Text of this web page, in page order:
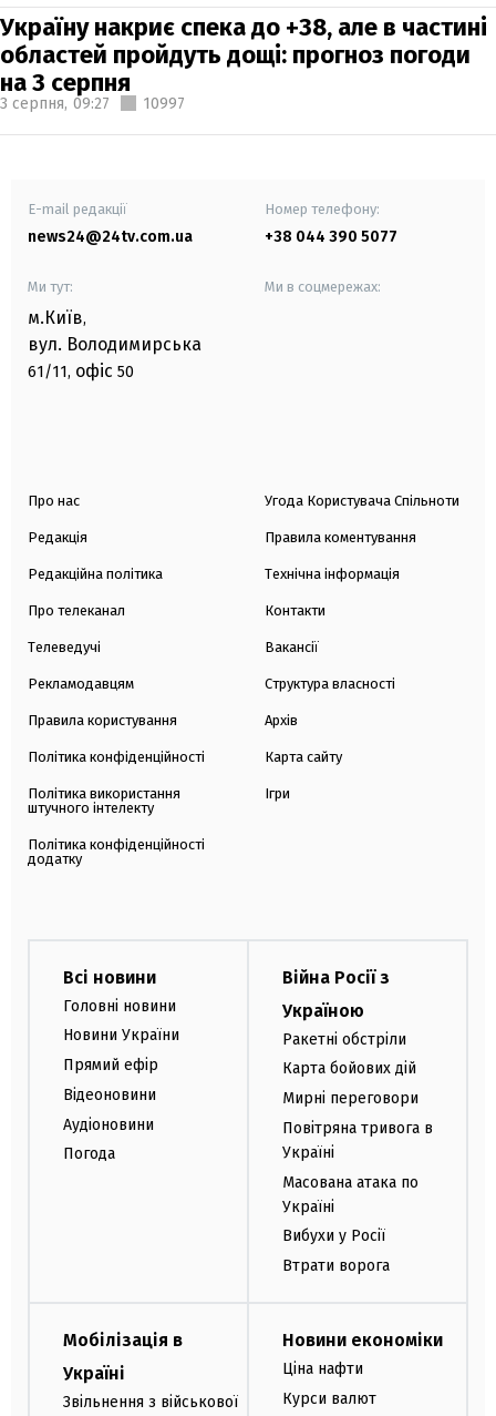
Україну накриє спека до +38, але в частині
областей пройдуть дощі: прогноз погоди
на 3 серпня
3 серпня, 09:27 10997
E-mail редакції
news24@24tv.com.ua
Номер телефону:
+38 044 390 5077
Ми тут:
м.Київ,
вул. Володимирська
61/11, офіс 50
Ми в соцмережах:
Про нас
Редакція
Редакційна політика
Про телеканал
Телеведучі
Рекламодавцям
Правила користування
Політика конфіденційності
Політика використання
штучного інтелекту
Політика конфіденційності
додатку
Угода Користувача Спільноти
Правила коментування
Технічна інформація
Контакти
Вакансії
Структура власності
Архів
Карта сайту
Ігри
Всі новини
Головні новини
Новини України
Прямий ефір
Відеоновини
Аудіоновини
Погода
Війна Росії з
Україною
Ракетні обстріли
Карта бойових дій
Мирні переговори
Повітряна тривога в
Україні
Масована атака по
Україні
Вибухи у Росії
Втрати ворога
Мобілізація в
Україні
Звільнення з військової
Новини економіки
Ціна нафти
Курси валют